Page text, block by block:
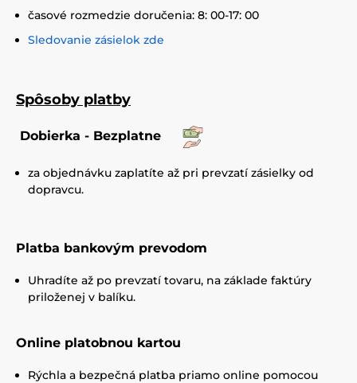
časové rozmedzie doručenia: 8: 00-17: 00
Sledovanie zásielok zde
Spôsoby platby
Dobierka - Bezplatne
za objednávku zaplatíte až pri prevzatí zásielky od
dopravcu.
Platba bankovým prevodom
Uhradíte až po prevzatí tovaru, na základe faktúry
priloženej v balíku.
Online platobnou kartou
Rýchla a bezpečná platba priamo online pomocou